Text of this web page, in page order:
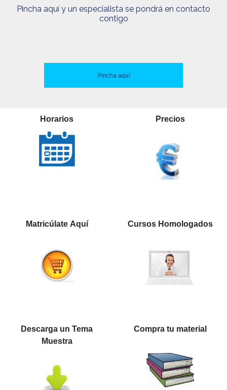
Pincha aquí y un especialista se pondrá en contacto
contigo
Pincha aquí
Horarios Precios
Matricúlate Aquí Cursos Homologados
Descarga un Tema
Muestra
Compra tu material